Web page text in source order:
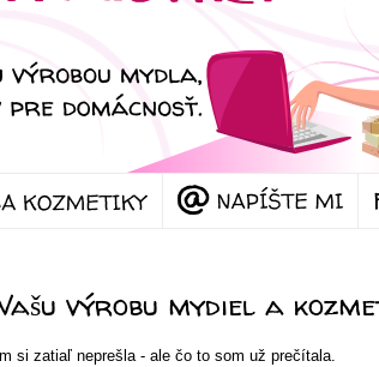
výrobu mydiel a
si zatiaľ neprešla - ale čo to som už prečítala.